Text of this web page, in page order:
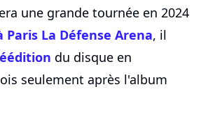
une grande tournée en 2024
Paris La Défense Arena, il
du disque en
seulement après l'album